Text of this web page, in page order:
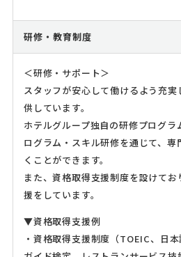
研修・教育制度
＜研修・サポート＞
スタッフが安心して働けるよう充
供しています。
ホテルグループ独自の研修プログ
ログラム・スキル研修を通じて、
くことができます。
また、資格取得支援制度を設けて
援をしています。
▼資格取得支援例
・資格取得支援制度（TOEIC、日